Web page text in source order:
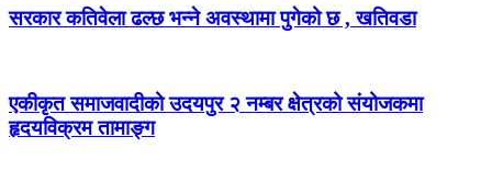
सरकार कतिवेला ढल्छ भन्ने अवस्थामा पुगेको छ , खतिवडा
एकीकृत समाजवादीको उदयपुर २ नम्बर क्षेत्रको संयोजकमा
हृदयविक्रम तामाङ्ग